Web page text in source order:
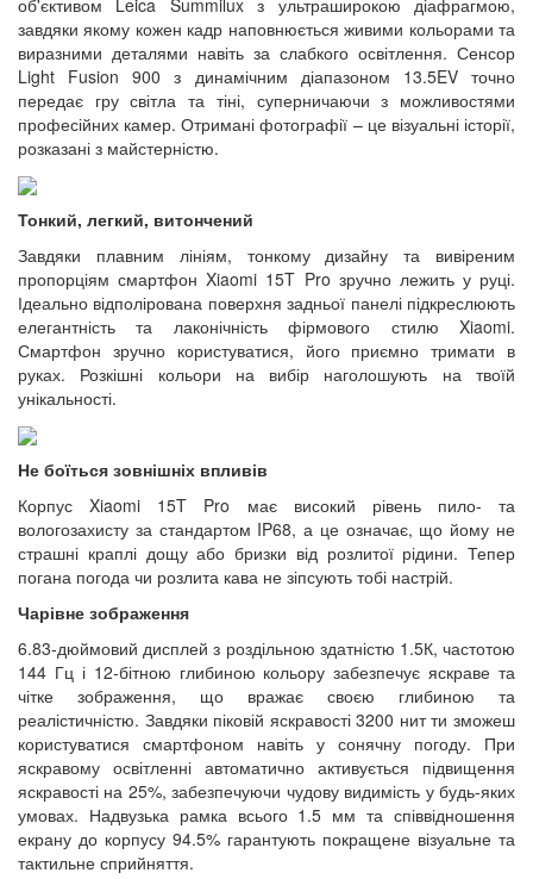
завдяки якому кожен кадр наповнюється живими кольорами та
виразними деталями навіть за слабкого освітлення. Сенсор
Light Fusion 900 з динамічним діапазоном 13.5EV точно
передає гру світла та тіні, суперничаючи з можливостями
професійних камер. Отримані фотографії – це візуальні історії,
розказані з майстерністю.
Тонкий, легкий, витончений
Завдяки плавним лініям, тонкому дизайну та вивіреним
пропорціям смартфон Xiaomi 15T Pro зручно лежить у руці.
Ідеально відполірована поверхня задньої панелі підкреслюють
елегантність та лаконічність фірмового стилю Xiaomi.
Смартфон зручно користуватися, його приємно тримати в
руках. Розкішні кольори на вибір наголошують на твоїй
унікальності.
Не боїться зовнішніх впливів
Корпус Xiaomi 15T Pro має високий рівень пило- та
вологозахисту за стандартом IP68, а це означає, що йому не
страшні краплі дощу або бризки від розлитої рідини. Тепер
погана погода чи розлита кава не зіпсують тобі настрій.
Чарівне зображення
6.83-дюймовий дисплей з роздільною здатністю 1.5К, частотою
144 Гц і 12-бітною глибиною кольору забезпечує яскраве та
чітке зображення, що вражає своєю глибиною та
реалістичністю. Завдяки піковій яскравості 3200 нит ти зможеш
користуватися смартфоном навіть у сонячну погоду. При
яскравому освітленні автоматично активується підвищення
яскравості на 25%, забезпечуючи чудову видимість у будь-яких
умовах. Надвузька рамка всього 1.5 мм та співвідношення
екрану до корпусу 94.5% гарантують покращене візуальне та
тактильне сприйняття.